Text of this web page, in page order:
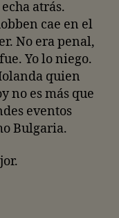
atrás.
cae en el
No era penal,
Yo lo niego.
quien
no es más que
eventos
Bulgaria.